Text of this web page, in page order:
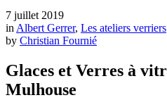
7 juillet 2019
in Albert Gerrer, Les ateliers verriers
by Christian Fournié
Glaces et Verres à
Mulhouse